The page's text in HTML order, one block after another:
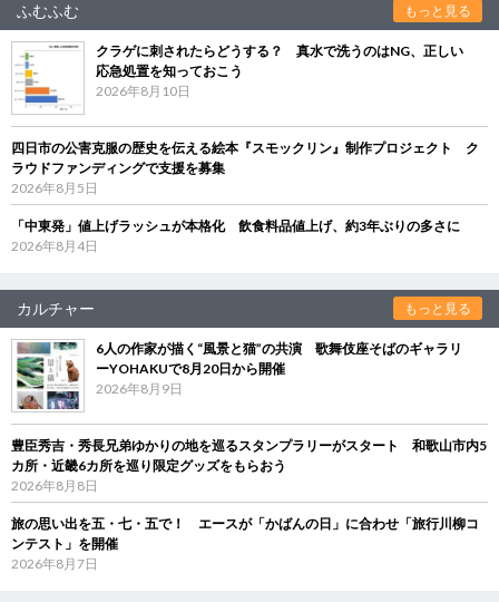
ふむふむ もっと見る
クラゲに刺されたらどうする？ 真水で洗うのはNG、正しい
応急処置を知っておこう
2026年8月10日
四日市の公害克服の歴史を伝える絵本『スモックリン』制作プロジェクト ク
ラウドファンディングで支援を募集
2026年8月5日
「中東発」値上げラッシュが本格化 飲食料品値上げ、約3年ぶりの多さに
2026年8月4日
カルチャー もっと見る
6人の作家が描く“風景と猫”の共演 歌舞伎座そばのギャラリ
ーYOHAKUで8月20日から開催
2026年8月9日
豊臣秀吉・秀長兄弟ゆかりの地を巡るスタンプラリーがスタート 和歌山市内5
カ所・近畿6カ所を巡り限定グッズをもらおう
2026年8月8日
旅の思い出を五・七・五で！ エースが「かばんの日」に合わせ「旅行川柳コ
ンテスト」を開催
2026年8月7日